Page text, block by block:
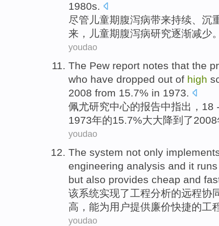
1980s.
尽管 儿童期腹泻病带来持续、沉
来 ，儿童期腹泻病研究逐渐减少
youdao
The Pew report notes that the
who have dropped out of high
2008 from 15.7% in 1973.
佩尤研究中心的报告中指出 ， 18
1973年的15.7%大大降到了
youdao
The system not only
engineering analysis and it runs
but also provides cheap and
该系统实现了工程分析的远程协
高 ， 能为用户提供廉价快捷的工
youdao